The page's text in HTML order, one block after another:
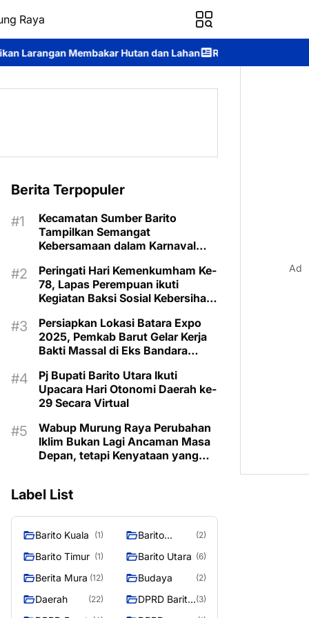
Raya
Hutan dan Lahan Respons Cepat Ditsamapta Polda
Berita Terpopuler
Kecamatan Sumber Barito
Tampilkan Semangat
Kebersamaan dalam Karnaval
Peringati Hari Kemenkumham Ke-
78, Lapas Perempuan ikuti
Kegiatan Baksi Sosial Kebersihan
Persiapkan Lokasi Batara Expo
2025, Pemkab Barut Gelar Kerja
Bakti Massal di Eks Bandara
Pj Bupati Barito Utara Ikuti
Upacara Hari Otonomi Daerah ke-
29 Secara Virtual
Wabup Murung Raya Perubahan
Iklim Bukan Lagi Ancaman Masa
Depan, tetapi Kenyataan yang
Label List
Barito Kuala (1)
Barito
(2)
Barito Timur (1) Barito Utara (6)
Berita Mura (12) Budaya (2)
Daerah (22)
DPRD Barito (3)
Ad